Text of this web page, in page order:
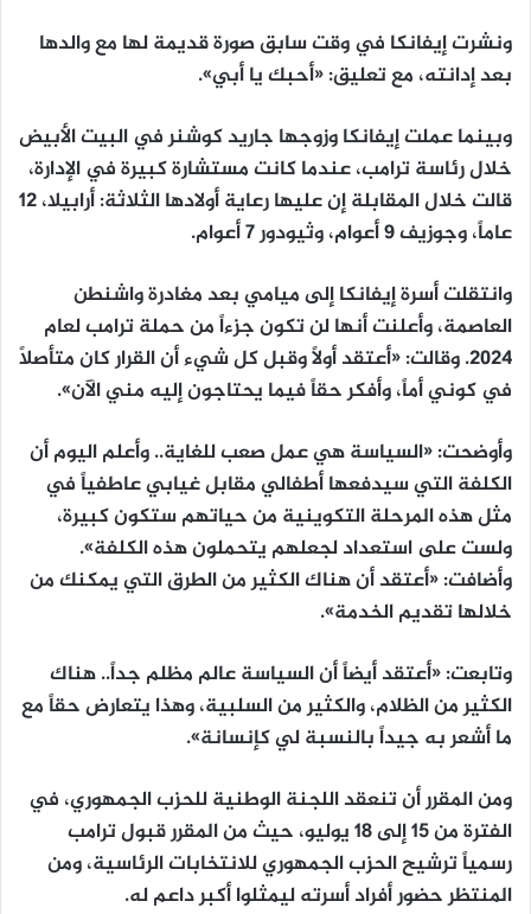
ونشرت إيفانكا في وقت سابق صورة قديمة لها مع والدها
بعد إدانته، مع تعليق: «أحبك يا أبي».
وبينما عملت إيفانكا وزوجها جاريد كوشنر في البيت الأبيض
خلال رئاسة ترامب، عندما كانت مستشارة كبيرة في الإدارة،
قالت خلال المقابلة إن عليها رعاية أولادها الثلاثة: أرابيلا، 12
عاماً، وجوزيف 9 أعوام، وثيودور 7 أعوام.
وانتقلت أسرة إيفانكا إلى ميامي بعد مغادرة واشنطن
العاصمة، وأعلنت أنها لن تكون جزءاً من حملة ترامب لعام
2024. وقالت: «أعتقد أولاً وقبل كل شيء أن القرار كان متأصلاً
في كوني أماً، وأفكر حقاً فيما يحتاجون إليه مني الآن».
وأوضحت: «السياسة هي عمل صعب للغاية.. وأعلم اليوم أن
الكلفة التي سيدفعها أطفالي مقابل غيابي عاطفياً في
مثل هذه المرحلة التكوينية من حياتهم ستكون كبيرة،
ولست على استعداد لجعلهم يتحملون هذه الكلفة».
وأضافت: «أعتقد أن هناك الكثير من الطرق التي يمكنك من
خلالها تقديم الخدمة».
وتابعت: «أعتقد أيضاً أن السياسة عالم مظلم جداً.. هناك
الكثير من الظلام، والكثير من السلبية، وهذا يتعارض حقاً مع
ما أشعر به جيداً بالنسبة لي كإنسانة».
ومن المقرر أن تنعقد اللجنة الوطنية للحزب الجمهوري، في
الفترة من 15 إلى 18 يوليو، حيث من المقرر قبول ترامب
رسمياً ترشيح الحزب الجمهوري للانتخابات الرئاسية، ومن
المنتظر حضور أفراد أسرته ليمثلوا أكبر داعم له.